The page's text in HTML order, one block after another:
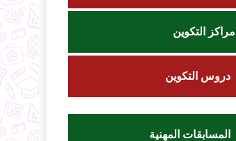
مراكز التكوين
دروس التكوين
المسابقات المهنية